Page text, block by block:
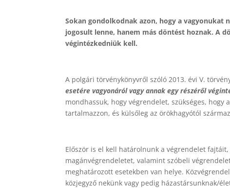
Sokan gondolkodnak azon, hogy a vagyonukat
jogosult lenne, hanem más döntést hoznak. A
végintézkedniük kell.
A polgári törvénykönyvről szóló 2013. évi V.
esetére vagyonáról vagy annak egy részéről
mondhassuk, hogy végrendelet, szükséges, hogy
tartalmazzon, és külsőleg az örökhagyótól
Először is el kell határolnunk a végrendelet
magánvégrendeletet, valamint szóbeli
meghatározott esetekben van helye.
közjegyző nekünk vagy pedig házastársunknak/